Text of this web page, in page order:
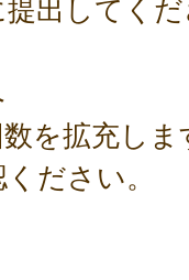
出してく
を拡充しま
ださい。